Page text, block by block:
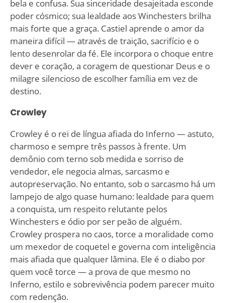
bela e confusa. Sua sinceridade desajeitada esconde
poder cósmico; sua lealdade aos Winchesters brilha
mais forte que a graça. Castiel aprende o amor da
maneira difícil — através de traição, sacrifício e o
lento desenrolar da fé. Ele incorpora o choque entre
dever e coração, a coragem de questionar Deus e o
milagre silencioso de escolher família em vez de
destino.
Crowley
Crowley é o rei de língua afiada do Inferno — astuto,
charmoso e sempre três passos à frente. Um
demônio com terno sob medida e sorriso de
vendedor, ele negocia almas, sarcasmo e
autopreservação. No entanto, sob o sarcasmo há um
lampejo de algo quase humano: lealdade para quem
a conquista, um respeito relutante pelos
Winchesters e ódio por ser peão de alguém.
Crowley prospera no caos, torce a moralidade como
um mexedor de coquetel e governa com inteligência
mais afiada que qualquer lâmina. Ele é o diabo por
quem você torce — a prova de que mesmo no
Inferno, estilo e sobrevivência podem parecer muito
com redenção.